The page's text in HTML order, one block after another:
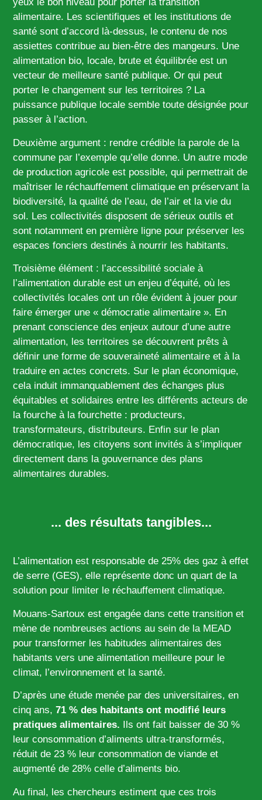
alimentaire. Les scientifiques et les institutions de
santé sont d’accord là-dessus, le contenu de nos
assiettes contribue au bien-être des mangeurs. Une
alimentation bio, locale, brute et équilibrée est un
vecteur de meilleure santé publique. Or qui peut
porter le changement sur les territoires ? La
puissance publique locale semble toute désignée pour
passer à l’action.
Deuxième argument : rendre crédible la parole de la
commune par l’exemple qu’elle donne. Un autre mode
de production agricole est possible, qui permettrait de
maîtriser le réchauffement climatique en préservant la
biodiversité, la qualité de l’eau, de l’air et la vie du
sol. Les collectivités disposent de sérieux outils et
sont notamment en première ligne pour préserver les
espaces fonciers destinés à nourrir les habitants.
Troisième élément : l’accessibilité sociale à
l’alimentation durable est un enjeu d’équité, où les
collectivités locales ont un rôle évident à jouer pour
faire émerger une « démocratie alimentaire ». En
prenant conscience des enjeux autour d’une autre
alimentation, les territoires se découvrent prêts à
définir une forme de souveraineté alimentaire et à la
traduire en actes concrets. Sur le plan économique,
cela induit immanquablement des échanges plus
équitables et solidaires entre les différents acteurs de
la fourche à la fourchette : producteurs,
transformateurs, distributeurs. Enfin sur le plan
démocratique, les citoyens sont invités à s’impliquer
directement dans la gouvernance des plans
alimentaires durables.
... des résultats tangibles...
L’alimentation est responsable de 25% des gaz à effet
de serre (GES), elle représente donc un quart de la
solution pour limiter le réchauffement climatique.
Mouans-Sartoux est engagée dans cette transition et
mène de nombreuses actions au sein de la MEAD
pour transformer les habitudes alimentaires des
habitants vers une alimentation meilleure pour le
climat, l’environnement et la santé.
D’après une étude menée par des universitaires, en
cinq ans, 71 % des habitants ont modifié leurs
pratiques alimentaires. Ils ont fait baisser de 30 %
leur consommation d’aliments ultra-transformés,
réduit de 23 % leur consommation de viande et
augmenté de 28% celle d’aliments bio.
Au final, les chercheurs estiment que ces trois